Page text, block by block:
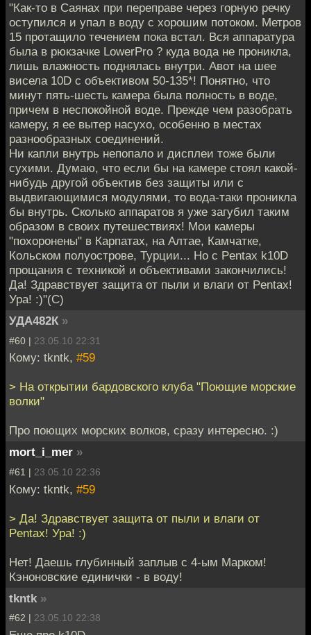
"Как-то в Саянах при переправе через горную речку
оступился и упал в воду с хорошим потоком. Метров
15 протащило течением пока встал. Вся аппаратура
была в рюкзачке LowerPro ? куда вода не проникла,
лишь влажность поднялась внутри. Авот на шее
висела 10D с объективом 50-135*! Понятно, что
минут пять-шесть камера была полность в воде,
причем в неспокойной воде. Прежде чем разобрать
камеру, я ее вытер насухо, особенно в местах
разнообразных соединений.
Ни капли внутрь непопало и дисплеи тоже были
сухими. Думаю, что если бы на камере стоял какой-
нибудь другой объектив без защиты или с
выдвигающимися модулями, то вода-таки проникла
бы внутрь. Сколько аппаратов я уже загубил таким
образом в своих путешествиях! Мои камеры
"похоронены" в Карпатах, на Алтае, Камчатке,
Кольском полуострове, Турции... Но с Pentax k10D
прощания с техникой и объективами закончились!
Да! Здравствует защита от пыли и влаги от Pentax!
Ура! :)"(С)
УДА482К »
#60 | 23.05.10 22:31
Кому: tkntk, #59
> На открытии бардовского клуба "Поющие морские
волки"
Про поющих морских волков, сразу интересно. :)
mort_i_mer »
#61 | 23.05.10 22:36
Кому: tkntk, #59
> Да! Здравствует защита от пыли и влаги от
Pentax! Ура! :)
Нет! Даешь глубинный заплыв с 4-ым Марком!
Кэноновские единички - в воду!
tkntk »
#62 | 23.05.10 22:38